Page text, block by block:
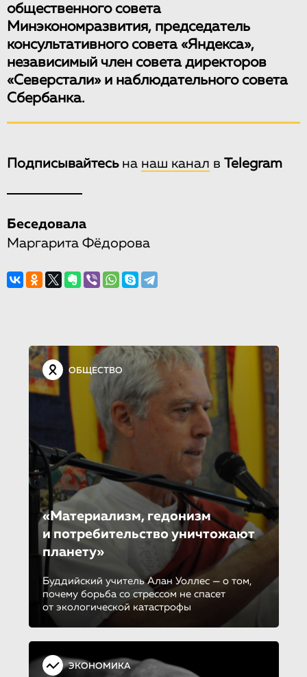
общественного совета
Минэкономразвития, председатель
консультативного совета «Яндекса»,
независимый член совета директоров
«Северстали» и наблюдательного совета
Сбербанка.
Подписывайтесьна наш канал в Telegram
Беседовала
Маргарита Фёдорова
ОБЩЕСТВО
«Материализм, гедонизм
и потребитель­ство уничтожают
планету»
Буддийский учитель Алан Уоллес — о том,
почему борьба со стрессом не спасет
от экологической катастрофы
ЭКОНОМИКА